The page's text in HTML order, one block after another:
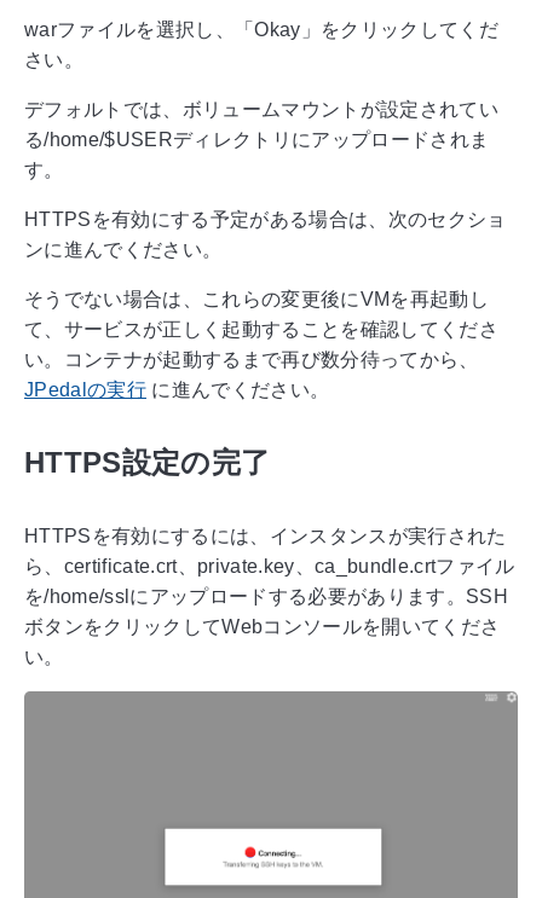
warファイルを選択し、「Okay」をクリックしてくだ
さい。
デフォルトでは、ボリュームマウントが設定されてい
る/home/$USERディレクトリにアップロードされま
す。
HTTPSを有効にする予定がある場合は、次のセクショ
ンに進んでください。
そうでない場合は、これらの変更後にVMを再起動し
て、サービスが正しく起動することを確認してくださ
い。コンテナが起動するまで再び数分待ってから、
JPedalの実行に進んでください。
HTTPS設定の完了
HTTPSを有効にするには、インスタンスが実行された
ら、certificate.crt、private.key、ca_bundle.crtファイル
を/home/sslにアップロードする必要があります。SSH
ボタンをクリックしてWebコンソールを開いてくださ
い。